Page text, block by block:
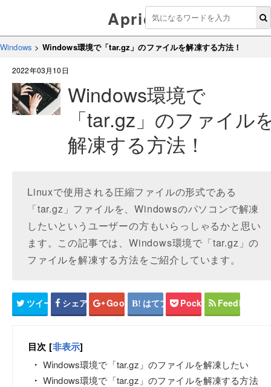
Aprico
Windows > Windows環境で「tar.gz」のファイルを解凍する方法！
2022年03月10日
Windows環境で
「tar.gz」のファイル
解凍する方法！
Linuxで使用される圧縮ファイルの形式である
「tar.gz」ファイルを、Windowsのパソコンで解凍
したいというユーザーの方もいらっしゃるかと思い
ます。この記事では、Windows環境で「tar.gz」の
ファイルを解凍する方法をご紹介しています。
ツイート シェア Google+ はてブ Pocket Feedly
目次 [非表示]
Windows環境で「tar.gz」のファイルを解凍したい
Windows環境で「tar.gz」のファイルを解凍する方法